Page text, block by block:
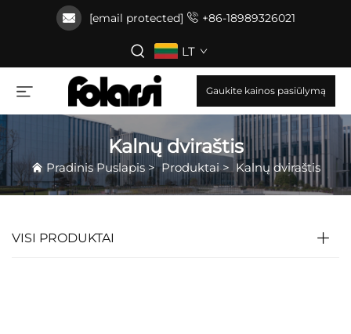
[email protected] +86-18989326021
LT
Gaukite kainos pasiūlymą
Kalnų dviraštis
Pradinis Puslapis>Produktai> Kalnų dviraštis
VISI PRODUKTAI